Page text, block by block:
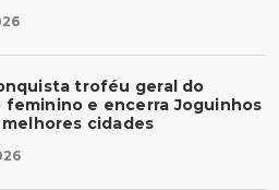
troféu geral do
e encerra Joguinhos
cidades